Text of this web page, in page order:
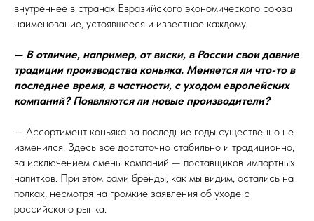
внутреннее в странах Евразийского экономического союза
наименование, устоявшееся и известное каждому.
— В отличие, например, от виски, в России свои давние
традиции производства коньяка. Меняется ли что-то в
последнее время, в частности, с уходом европейских
компаний? Появляются ли новые производители?
— Ассортимент коньяка за последние годы существенно не
изменился. Здесь все достаточно стабильно и традиционно,
за исключением смены компаний — поставщиков импортных
напитков. При этом сами бренды, как мы видим, остались на
полках, несмотря на громкие заявления об уходе с
российского рынка.